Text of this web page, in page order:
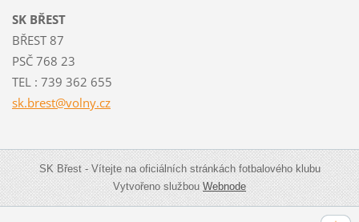
SK BŘEST
BŘEST 87
PSČ 768 23
TEL : 739 362 655
sk.brest@volny.cz
SK Břest - Vítejte na oficiálních stránkách fotbalového klubu
Vytvořeno službouWebnode